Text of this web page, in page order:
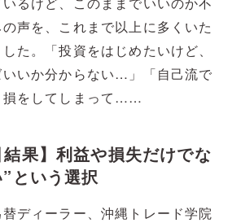
声を、これまで以上に多くいた
た。「投資をはじめたいけど、
いか分からない…」「自己流で
損をしてしまって……
結果】利益や損失だけでな
という選択
ディーラー、沖縄トレード学院